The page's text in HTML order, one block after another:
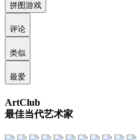
拼图游戏
评论
类似
最爱
ArtClub
最佳当代艺术家